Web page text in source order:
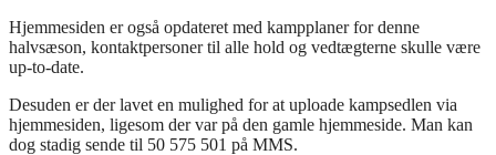
Hjemmesiden er også opdateret med kampplaner for denne
halvsæson, kontaktpersoner til alle hold og vedtægterne skulle være
up-to-date.
Desuden er der lavet en mulighed for at uploade kampsedlen via
hjemmesiden, ligesom der var på den gamle hjemmeside. Man kan
dog stadig sende til 50 575 501 på MMS.